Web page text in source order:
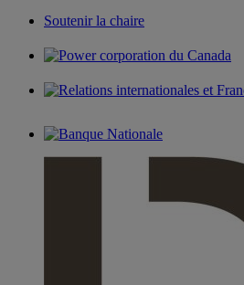
Soutenir la chaire